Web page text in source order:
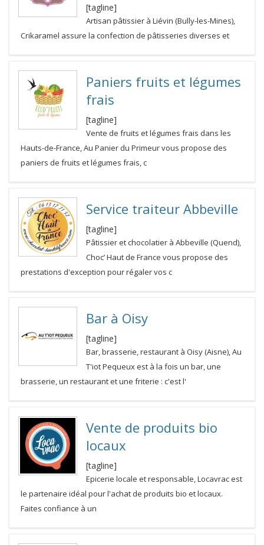
[tagline]
Artisan pâtissier à Liévin (Bully-les-Mines),
Crikaramel assure la confection de pâtisseries diverses et
Paniers fruits et légumes
frais
[tagline]
Vente de fruits et légumes frais dans les
Hauts-de-France, Au Panier du Primeur vous propose des
paniers de fruits et légumes frais, c
Service traiteur Abbeville
[tagline]
Pâtissier et chocolatier à Abbeville (Quend),
Choc’ Haut de France vous propose des
prestations d'exception pour régaler vos c
Bar à Oisy
[tagline]
Bar, brasserie, restaurant à Oisy (Aisne), Au
T'iot Pequeux est à la fois un bar, une
brasserie, un restaurant et une friterie : c'est l'
Vente de produits bio
locaux
[tagline]
Epicerie locale et responsable, Locavrac est
le partenaire idéal pour l'achat de produits bio et locaux.
Faites confiance à un